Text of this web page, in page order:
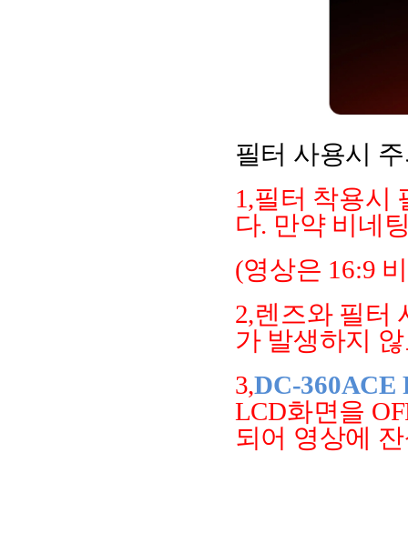
필터 사용시
1,필터 착용시
다. 만약 비네
(영상은 16:9
2,렌즈와 필터
가 발생하지
3,DC-360ACE
LCD화면을
되어 영상에